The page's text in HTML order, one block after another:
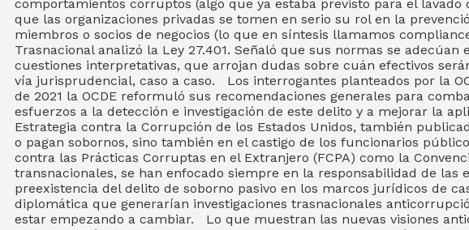
comportamientos corruptos (algo que ya estaba previsto para el
que las organizaciones privadas se tomen en serio su rol en la
miembros o socios de negocios (lo que en síntesis llamamos
Trasnacional analizó la Ley 27.401. Señaló que sus normas se
cuestiones interpretativas, que arrojan dudas sobre cuán efectivos
vía jurisprudencial, caso a caso. Los interrogantes planteados por la
de 2021 la OCDE reformuló sus recomendaciones generales para
esfuerzos a la detección e investigación de este delito y a mejorar la
Estrategia contra la Corrupción de los Estados Unidos, también
o pagan sobornos, sino también en el castigo de los funcionarios
contra las Prácticas Corruptas en el Extranjero (FCPA) como la
transnacionales, se han enfocado siempre en la responsabilidad de
preexistencia del delito de soborno pasivo en los marcos jurídicos de
diplomática que generarían investigaciones trasnacionales
estar empezando a cambiar. Lo que muestran las nuevas visiones